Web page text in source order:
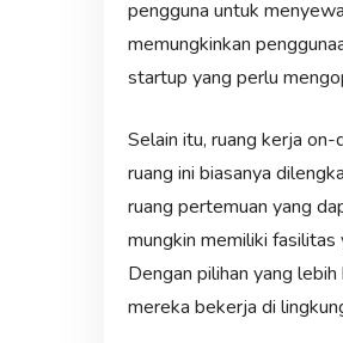
pengguna untuk
memungkinkan
startup yang perlu
Selain itu, ruang kerja
ruang ini biasanya
ruang pertemuan yang
mungkin memiliki fasilitas
Dengan pilihan yang
mereka bekerja di